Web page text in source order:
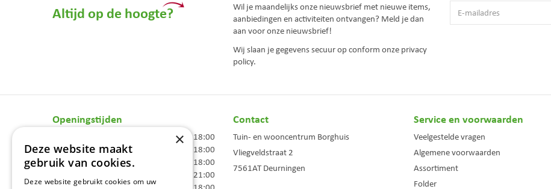
Altijd op de hoogte?
Wil je maandelijks onze nieuwsbrief met nieuwe items,
aanbiedingen en activiteiten ontvangen? Meld je dan
aan voor onze nieuwsbrief!
Wij slaan je gegevens secuur op conform onze privacy
policy.
Openingstijden
09:00 - 18:00
Dinsdag
09:00 - 18:00
Woensdag
09:00 - 18:00
09:00 - 21:00
Contact
Tuin- en wooncentrum Borghuis
Vliegveldstraat 2
7561AT Deurningen
Service en voorwaarden
Veelgestelde vragen
Algemene voorwaarden
Assortiment
Folder
×
Deze website maakt
gebruik van cookies.
Deze website gebruikt cookies om uw